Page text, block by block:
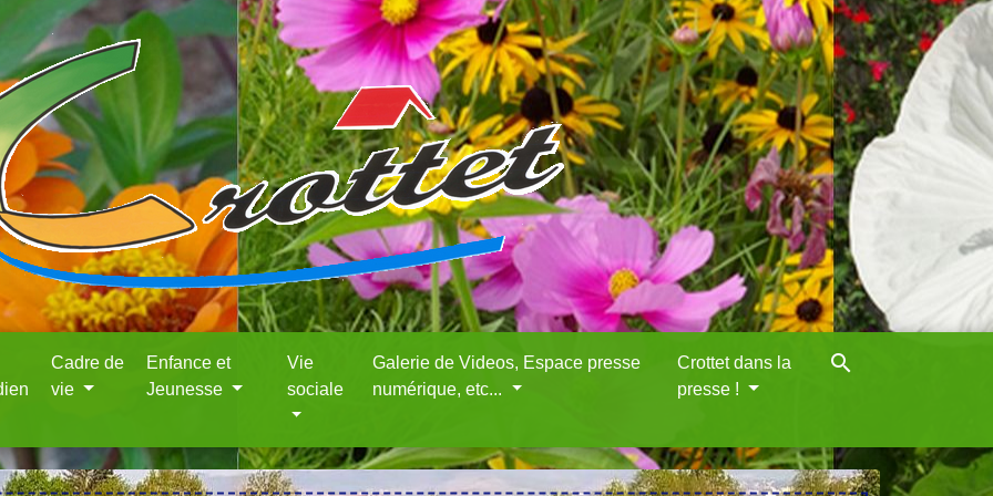
Cadre de
vie
Enfance et
Jeunesse
Vie
sociale
Galerie de Videos, Espace presse
numérique, etc...
Crottet dans la
presse !
search